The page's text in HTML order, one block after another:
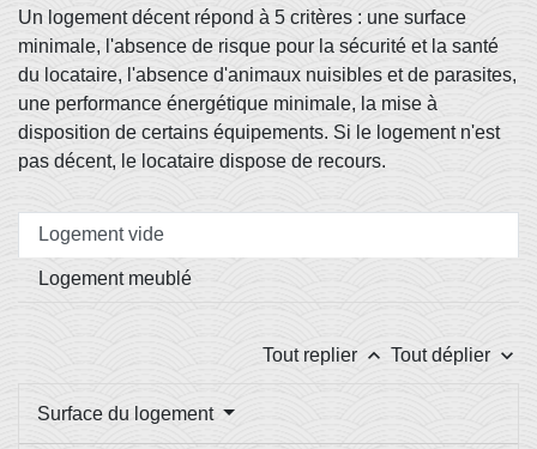
Un logement décent répond à 5 critères : une surface
minimale, l'absence de risque pour la sécurité et la santé
du locataire, l'absence d'animaux nuisibles et de parasites,
une performance énergétique minimale, la mise à
disposition de certains équipements. Si le logement n'est
pas décent, le locataire dispose de recours.
Logement vide
Logement meublé
Tout replier keyboard_arrow_up Tout déplier keyboard_arrow_down
Surface du logement